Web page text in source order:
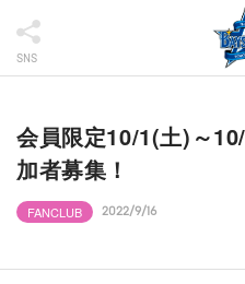
SNS
会員限定10/1(土)～
加者募集！
FANCLUB 2022/9/16